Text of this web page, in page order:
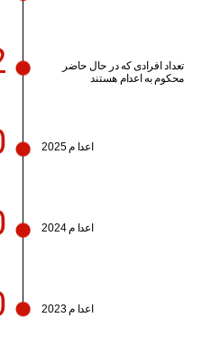
تعداد افرادی که در حال حاضر
محکوم به اعدام هستند
اعدا م 2025
اعدا م 2024
اعدا م 2023